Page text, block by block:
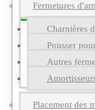
Fermetures
Charnières
Pousser
Autres
Placement des